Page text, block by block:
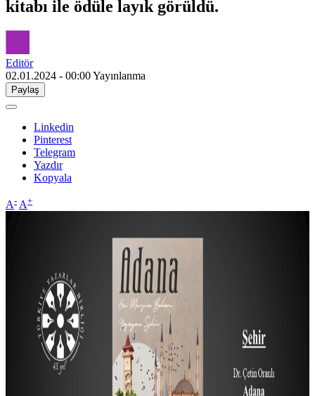
kitabı ile ödüle layık görüldü.
Editör
02.01.2024 - 00:00Yayınlanma
Paylaş
Linkedin
Pinterest
Telegram
Yazdır
Kopyala
A- A+